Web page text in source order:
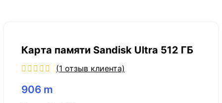
Карта памяти Sandisk Ultra 512 ГБ
(1 отзыв клиента)
906 m